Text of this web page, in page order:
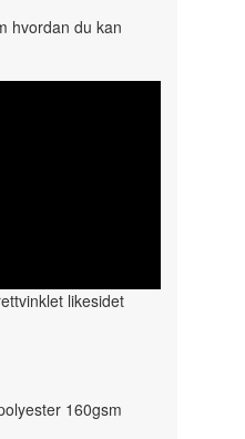
hvordan du kan
likesidet
160gsm